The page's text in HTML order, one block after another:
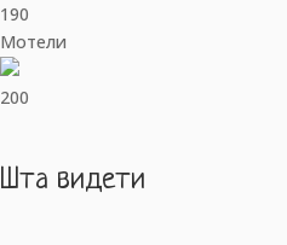
190
Мотели
200
Шта видети